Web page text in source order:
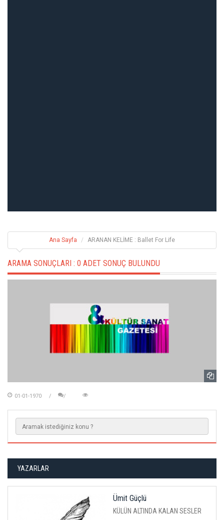
Ana Sayfa ARANAN KELİME : Ballet For Life
ARAMA SONUÇLARI : 0 ADET SONUÇ BULUNDU
01-01-1970
YAZARLAR
Ümit Güçlü
KÜLÜN ALTINDA KALAN SESLER